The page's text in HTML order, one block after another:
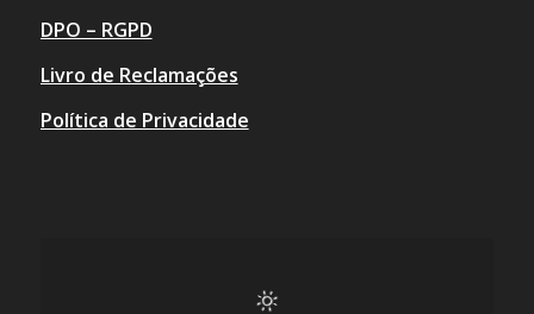
DPO – RGPD
Livro de Reclamações
Política de Privacidade